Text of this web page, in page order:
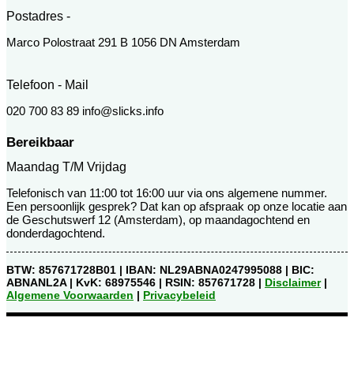
Postadres -
Marco Polostraat 291 B 1056 DN Amsterdam
Telefoon - Mail
020 700 83 89 info@slicks.info
Bereikbaar
Maandag T/m Vrijdag
Telefonisch van 11:00 tot 16:00 uur via ons algemene nummer.
Een persoonlijk gesprek? Dat kan op afspraak op onze locatie aan
de Geschutswerf 12 (Amsterdam), op maandagochtend en
donderdagochtend.
BTW: 857671728B01 | IBAN: NL29ABNA0247995088 | BIC:
ABNANL2A | KvK: 68975546 | RSIN: 857671728 | Disclaimer|
Algemene Voorwaarden | Privacybeleid